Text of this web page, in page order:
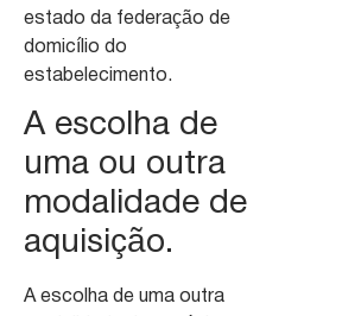
estado da federação de
domicílio do
estabelecimento.
A escolha de
uma ou outra
modalidade de
aquisição.
A escolha de uma outra